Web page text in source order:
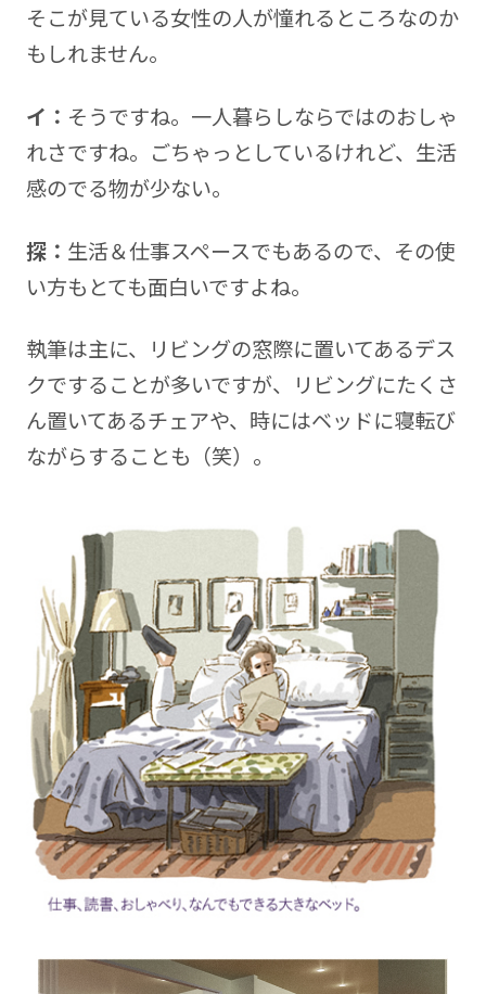
そこが見ている女性の人が憧れるところなのか
もしれません。
イ： そうですね。一人暮らしならではのおしゃ
れさですね。ごちゃっとしているけれど、生活
感のでる物が少ない。
探： 生活＆仕事スペースでもあるので、その使
い方もとても面白いですよね。
執筆は主に、リビングの窓際に置いてあるデス
クですることが多いですが、リビングにたくさ
ん置いてあるチェアや、時にはベッドに寝転び
ながらすることも（笑）。